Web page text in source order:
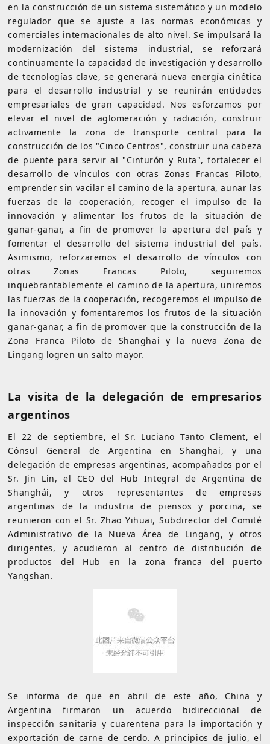
en la construcción de un sistema sistemático y un modelo
regulador que se ajuste a las normas económicas y
comerciales internacionales de alto nivel. Se impulsará la
modernización del sistema industrial, se reforzará
continuamente la capacidad de investigación y desarrollo
de tecnologías clave, se generará nueva energía cinética
para el desarrollo industrial y se reunirán entidades
empresariales de gran capacidad. Nos esforzamos por
elevar el nivel de aglomeración y radiación, construir
activamente la zona de transporte central para la
construcción de los "Cinco Centros", construir una cabeza
de puente para servir al "Cinturón y Ruta", fortalecer el
desarrollo de vínculos con otras Zonas Francas Piloto,
emprender sin vacilar el camino de la apertura, aunar las
fuerzas de la cooperación, recoger el impulso de la
innovación y alimentar los frutos de la situación de
ganar-ganar, a fin de promover la apertura del país y
fomentar el desarrollo del sistema industrial del país.
Asimismo, reforzaremos el desarrollo de vínculos con
otras Zonas Francas Piloto, seguiremos
inquebrantablemente el camino de la apertura, uniremos
las fuerzas de la cooperación, recogeremos el impulso de
la innovación y fomentaremos los frutos de la situación
ganar-ganar, a fin de promover que la construcción de la
Zona Franca Piloto de Shanghai y la nueva Zona de
Lingang logren un salto mayor.
La visita de la delegación de empresarios
argentinos
El 22 de septiembre, el Sr. Luciano Tanto Clement, el
Cónsul General de Argentina en Shanghai, y una
delegación de empresas argentinas, acompañados por el
Sr. Jin Lin, el CEO del Hub Integral de Argentina de
Shanghái, y otros representantes de empresas
argentinas de la industria de piensos y porcina, se
reunieron con el Sr. Zhao Yihuai, Subdirector del Comité
Administrativo de la Nueva Área de Lingang, y otros
dirigentes, y acudieron al centro de distribución de
productos del Hub en la zona franca del puerto
Yangshan.
Se informa de que en abril de este año, China y
Argentina firmaron un acuerdo bidireccional de
inspección sanitaria y cuarentena para la importación y
exportación de carne de cerdo. A principios de julio, el